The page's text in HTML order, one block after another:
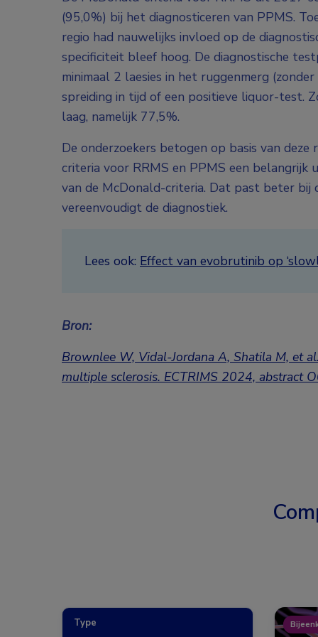
(95,0%) bij het diagnosticeren van PPMS.
regio had nauwelijks invloed op de
specificiteit bleef hoog. De diagnostische
minimaal 2 laesies in het ruggenmerg
spreiding in tijd of een positieve liquor-test.
laag, namelijk 77,5%.
De onderzoekers betogen op basis van
criteria voor RRMS en PPMS een belangrijk
van de McDonald-criteria. Dat past beter bij
vereenvoudigt de diagnostiek.
Lees ook: Effect van evobrutinib op
Bron:
Brownlee W, Vidal-Jordana A, Shatila M, et
multiple sclerosis. ECTRIMS 2024, abstract
Type